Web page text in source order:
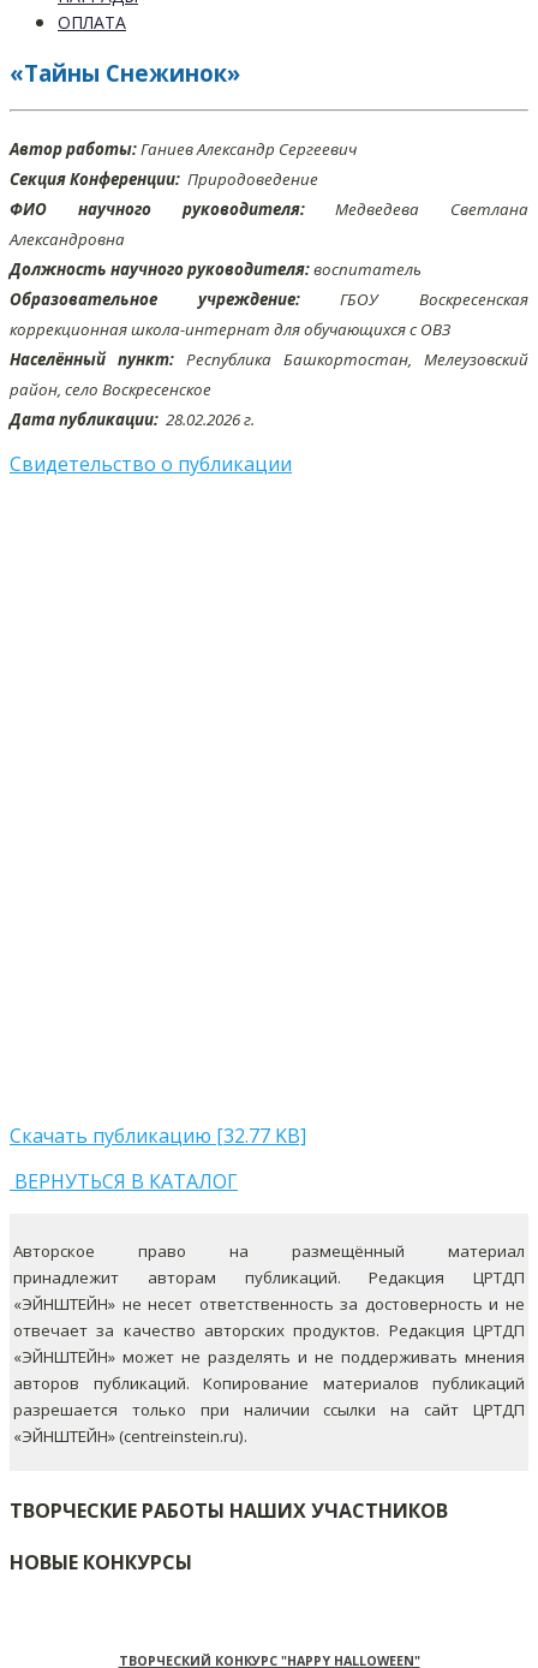
ОПЛАТА
«Тайны Снежинок»
Автор работы:Ганиев Александр Сергеевич
Секция Конференции: Природоведение
ФИО научного руководителя:Медведева Светлана
Александровна
Должность научного руководителя:воспитатель
Образовательное учреждение:ГБОУ Воскресенская
коррекционная школа-интернат для обучающихся с ОВЗ
Населённый пункт: Республика Башкортостан, Мелеузовский
район, село Воскресенское
Дата публикации: 28.02.2026 г.
Свидетельство о публикации
Скачать публикацию [32.77 KB]
ВЕРНУТЬСЯ В КАТАЛОГ
Авторское право на размещённый материал
принадлежит авторам публикаций. Редакция ЦРТДП
«ЭЙНШТЕЙН» не несет ответственность за достоверность и не
отвечает за качество авторских продуктов. Редакция ЦРТДП
«ЭЙНШТЕЙН» может не разделять и не поддерживать мнения
авторов публикаций. Копирование материалов публикаций
разрешается только при наличии ссылки на сайт ЦРТДП
«ЭЙНШТЕЙН» (centreinstein.ru).
ТВОРЧЕСКИЕ РАБОТЫ НАШИХ УЧАСТНИКОВ
НОВЫЕ КОНКУРСЫ
ТВОРЧЕСКИЙ КОНКУРС "HAPPY HALLOWEEN"